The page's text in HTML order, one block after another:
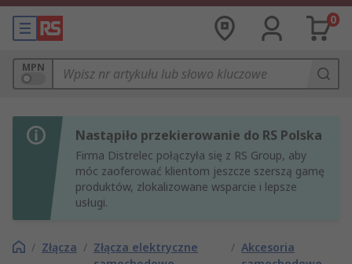
0
MPN
Nastąpiło przekierowanie do RS Polska
Firma Distrelec połączyła się z RS Group, aby
móc zaoferować klientom jeszcze szerszą gamę
produktów, zlokalizowane wsparcie i lepsze
usługi.
/ Złącza / Złącza elektryczne
/ Akcesoria